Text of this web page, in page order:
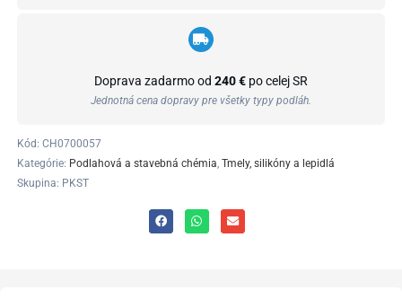
Doprava zadarmo od 240 € po celej SR
Jednotná cena dopravy pre všetky typy podláh.
Kód: CH0700057
Kategórie: Podlahová a stavebná chémia, Tmely, silikóny a lepidlá
Skupina: PKST